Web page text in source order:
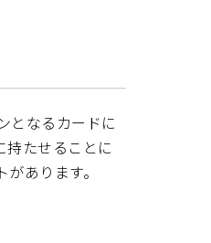
となるカードに
たせることに
あります。